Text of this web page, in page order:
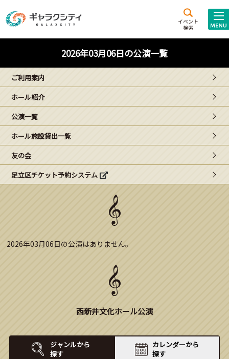
イベント
検索
施設案内
西新井
文化ホール
ギャラクシティとは
こどもみーてぃんぐ
Gがくえん
ブランドからのお知らせ
2026年03月06日の公演一覧
ご利用案内
ホール紹介
公演一覧
ホール施設貸出一覧
友の会
足立区チケット予約システム
2026年03月06日の公演はありません。
西新井文化ホール公演
ジャンルから
探す
カレンダーから
探す